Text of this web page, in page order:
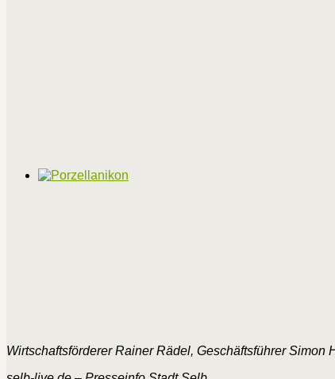
Wirtschaftsförderer Rainer Rädel, Geschäftsführer Simon